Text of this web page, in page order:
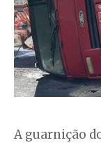
A guarnição